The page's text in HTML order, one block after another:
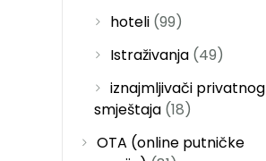
hoteli(99)
Istraživanja(49)
iznajmljivači privatnog
smještaja(18)
OTA (online putničke